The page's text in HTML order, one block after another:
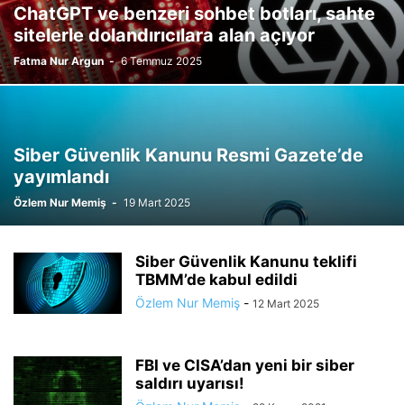
ChatGPT ve benzeri sohbet botları, sahte
sitelerle dolandırıcılara alan açıyor
Fatma Nur Argun - 6 Temmuz 2025
Siber Güvenlik Kanunu Resmi Gazete’de
yayımlandı
Özlem Nur Memiş - 19 Mart 2025
Siber Güvenlik Kanunu teklifi
TBMM’de kabul edildi
Özlem Nur Memiş - 12 Mart 2025
FBI ve CISA’dan yeni bir siber
saldırı uyarısı!